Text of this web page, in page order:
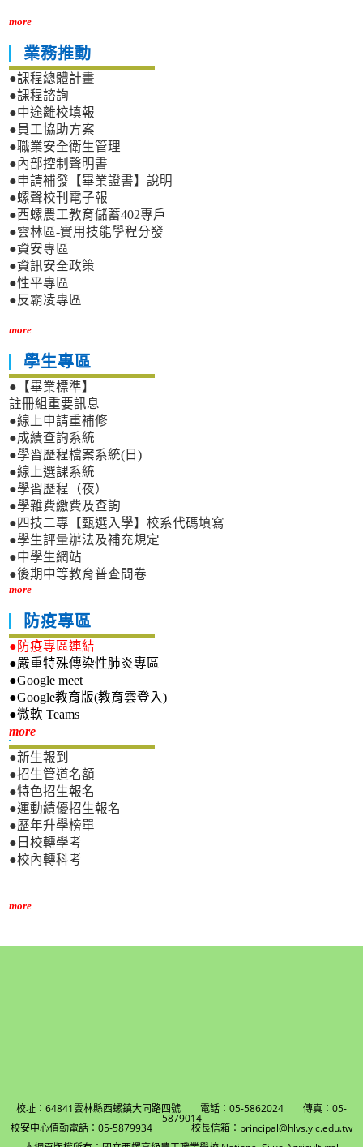
more
業務推動
●課程總體計畫
●課程諮詢
●中途離校填報
●員工協助方案
●職業安全衛生管理
●內部控制聲明書
●申請補發【畢業證書】說明
●螺聲校刊電子報
●西螺農工教育儲蓄402專戶
●雲林區-實用技能學程分發
●資安專區
●資訊安全政策
●性平專區
●反霸凌專區
more
學生專區
●【畢業標準】
註冊組重要訊息
●線上申請重補修
●成績查詢系統
●學習歷程檔案系統(日)
●線上選課系統
●學習歷程（夜）
●學雜費繳費及查詢
●四技二專【甄選入學】校系代碼填寫
●學生評量辦法及補充規定
●中學生網站
●後期中等教育普查問卷
more
防疫專區
●防疫專區連結
●嚴重特殊傳染性肺炎專區
●Google meet
●Google教育版(教育雲登入)
●微軟 Teams
more新生專區
●新生報到
●招生管道名額
●特色招生報名
●運動績優招生報名
●歷年升學榜單
●日校轉學考
●校內轉科考
more
校址：64841雲林縣西螺鎮大同路四號 電話：05-5862024 傳真：05-
5879014
校安中心值勤電話：05-5879934 校長信箱：principal@hlvs.ylc.edu.tw